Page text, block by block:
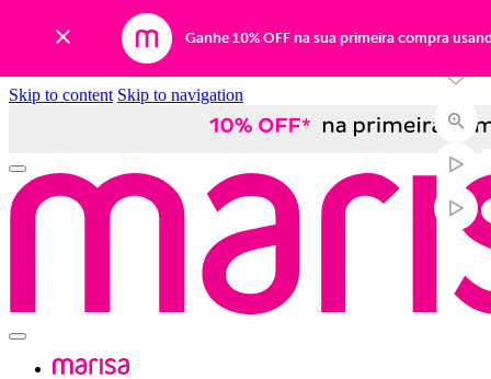
Ganhe 10% OFF na sua primeira compra
Skip to content Skip to navigation